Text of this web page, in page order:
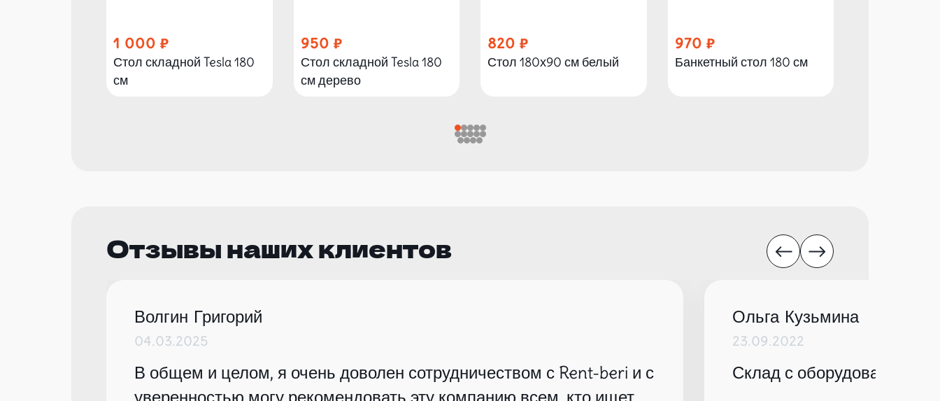
1 000
Стол складной Tesla 180
см
950
Стол складной Tesla 180
см дерево
820
Стол 180х90 см белый
970
Банкетный стол 180 см
Отзывы наших клиентов
Волгин Григорий
04.03.2025
В общем и целом, я очень доволен сотрудничеством с Rent-beri и с
уверенностью могу рекомендовать эту компанию всем, кто ищет
Ольга Кузьмина
23.09.2022
Склад с оборудованием